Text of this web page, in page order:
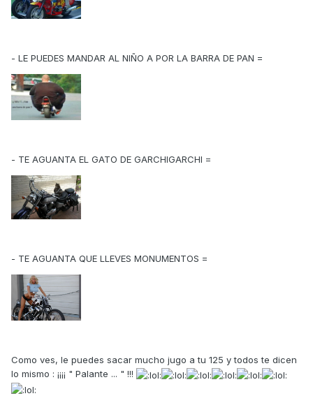
- LE PUEDES MANDAR AL NIÑO A POR LA BARRA DE PAN =
- TE AGUANTA EL GATO DE GARCHIGARCHI =
- TE AGUANTA QUE LLEVES MONUMENTOS =
Como ves, le puedes sacar mucho jugo a tu 125 y todos te dicen
lo mismo : ¡¡¡¡ " Palante ... " !!!